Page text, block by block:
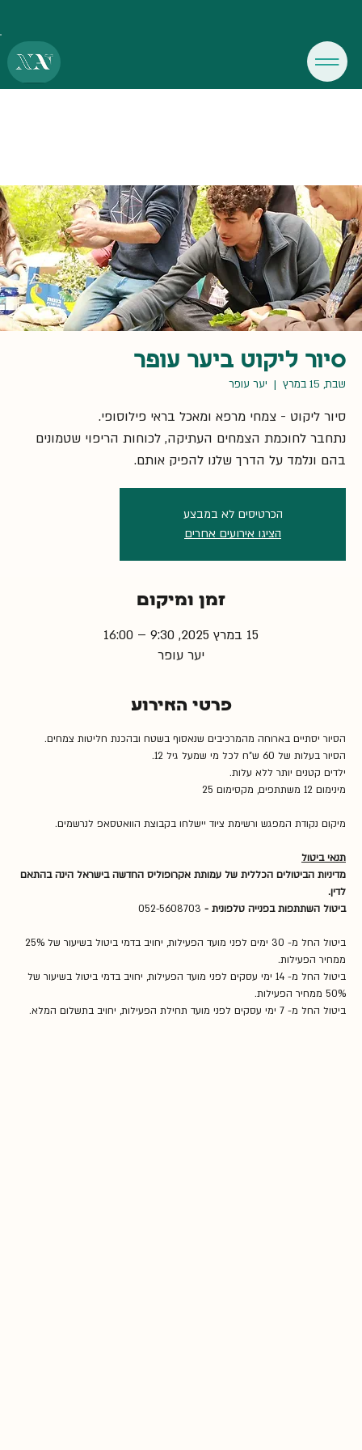
סיור ליקוט ביער עופר
שבת, 15 במרץ
  |
יער עופר
נתחבר לחוכמת הצמחים העתיקה, לכוחות הריפוי שטמונים
בהם ונלמד על הדרך שלנו להפיק אותם.
הכרטיסים לא במבצע
הציגו אירועים אחרים
זמן ומיקום
15 במרץ 2025, 9:30 – 16:00
יער עופר
פרטי האירוע
הסיור יסתיים בארוחה מהמרכיבים שנאסוף בשטח ובהכנת חליטות צמחים.
הסיור בעלות של 60 ש"ח לכל מי שמעל גיל 12.
ילדים קטנים יותר ללא עלות.
מינימום 12 משתתפים, מקסימום 25
מיקום נקודת המפגש ורשימת ציוד יישלחו בקבוצת הוואטסאפ לנרשמים.
תנאי ביטול
מדיניות הביטולים הכללית של עמותת אקרופוליס החדשה בישראל הינה בהתאם
לדין.
ביטול השתתפות בפנייה טלפונית - 052-5608703
ממחיר הפעילות.
ביטול החל מ- 14 ימי עסקים לפני מועד הפעילות, יחויב בדמי ביטול בשיעור של
50% ממחיר הפעילות.
ביטול החל מ- 7 ימי עסקים לפני מועד תחילת הפעילות, יחויב בתשלום המלא.